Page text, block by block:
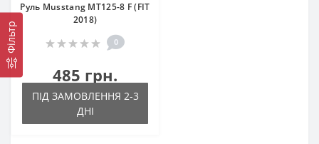
Фільтр
Руль Musstang MT125-8 F (FIT
2018)
0
485 грн.
ПІД ЗАМОВЛЕННЯ 2-3
ДНІ